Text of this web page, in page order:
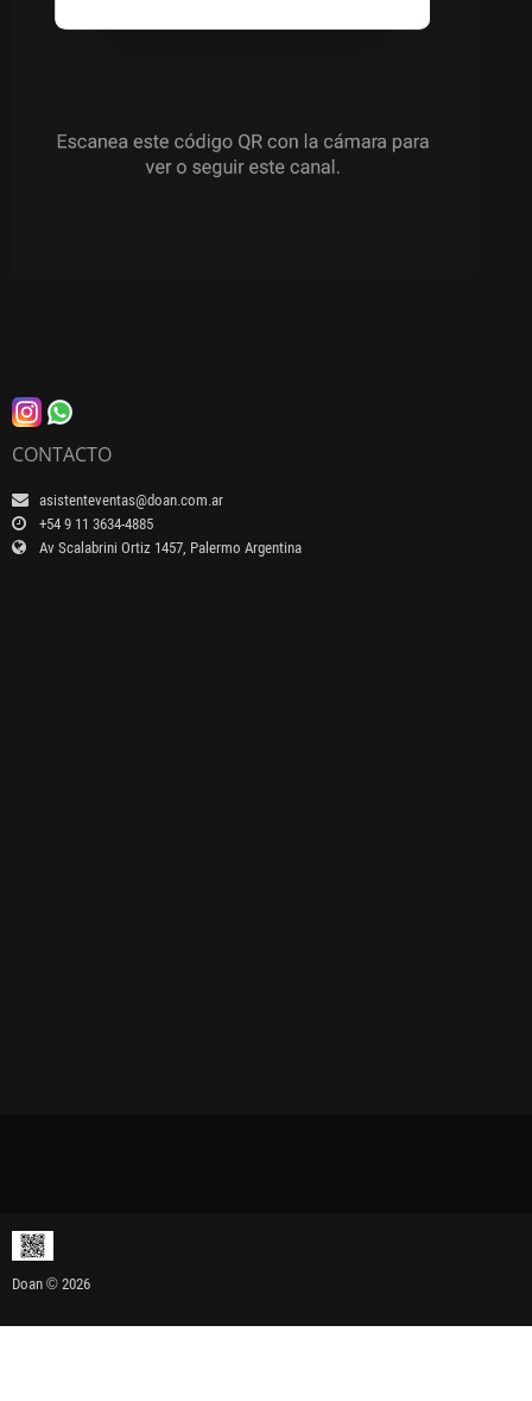
CONTACTO
asistenteventas@doan.com.ar
+54 9 11 3634-4885
Av Scalabrini Ortiz 1457, Palermo Argentina
Doan © 2026